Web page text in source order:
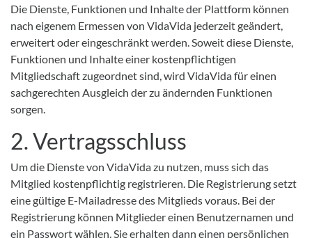
Die Dienste, Funktionen und Inhalte der Plattform können
nach eigenem Ermessen von VidaVida jederzeit geändert,
erweitert oder eingeschränkt werden. Soweit diese Dienste,
Funktionen und Inhalte einer kostenpflichtigen
Mitgliedschaft zugeordnet sind, wird VidaVida für einen
sachgerechten Ausgleich der zu ändernden Funktionen
sorgen.
2. Vertragsschluss
Um die Dienste von VidaVida zu nutzen, muss sich das
Mitglied kostenpflichtig registrieren. Die Registrierung setzt
eine gültige E-Mailadresse des Mitglieds voraus. Bei der
Registrierung können Mitglieder einen Benutzernamen und
ein Passwort wählen. Sie erhalten dann einen persönlichen